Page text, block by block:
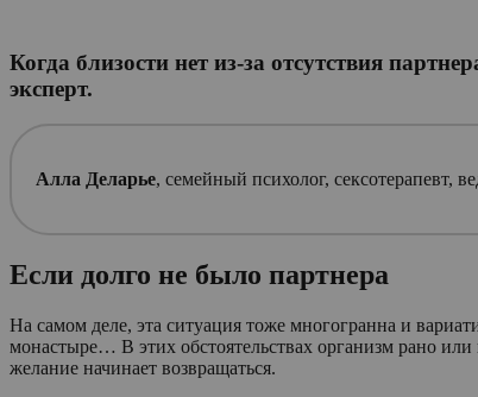
Когда близости нет из-за отсутствия
эксперт.
Алла Деларье, семейный психолог, сексотерапевт,
Если долго не было партнера
На самом деле, эта ситуация тоже многогранна и
монастыре… В этих обстоятельствах организм рано
желание начинает возвращаться.